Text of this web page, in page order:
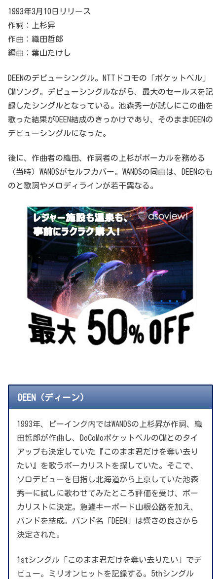
1993年3月10日リリース
作詞：上杉昇
作曲：織田哲郎
編曲：葉山たけし
DEENのデビューシングル。NTTドコモの「ポケットベル」
CMソング。デビューシングルながら、最大のセールスを記
録したシングルとなっている。池森秀一が試しにこの曲を
歌った結果がDEEN結成のきっかけであり、そのままDEENの
デビューシングルになった。
後に、作曲者の織田、作詞者の上杉がボーカルを務める
（当時）WANDSがセルフカバー。WANDSの同曲は、DEENのも
のと歌詞やメロディラインが若干異なる。
DEEN（ディーン）
1993年、ビーイング内ではWANDSの上杉昇が作詞、織
田哲郎が作曲し、DoCoMoポケットベルのCMとのタイ
アップも決定していた『このまま君だけを奪い去り
たい』を歌うボーカリストを探していた。そこで、
ソロデビューを目指し北海道から上京していた池森
秀一に試しに歌わせてみたところ評価を受け、ボー
カリストに決定。急遽キーボード山根公路を加え、
バンドを結成。バンド名「DEEN」は響きの良さから
決定された。
1stシングル「このまま君だけを奪い去りたい」でデ
ビュー。ミリオンヒットを記録する。5thシングル